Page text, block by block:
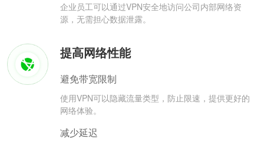
企业员工可以通过VPN安全地访问公司内部网络资
源，无需担心数据泄露。
提高网络性能
避免带宽限制
使用VPN可以隐藏流量类型，防止限速，提供更好的
网络体验。
减少延迟